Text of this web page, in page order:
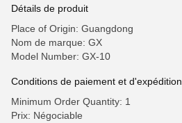
Détails de produit
Place of Origin: Guangdong
Nom de marque: GX
Model Number: GX-10
Conditions de paiement et d'expédition
Minimum Order Quantity: 1
Prix: Négociable